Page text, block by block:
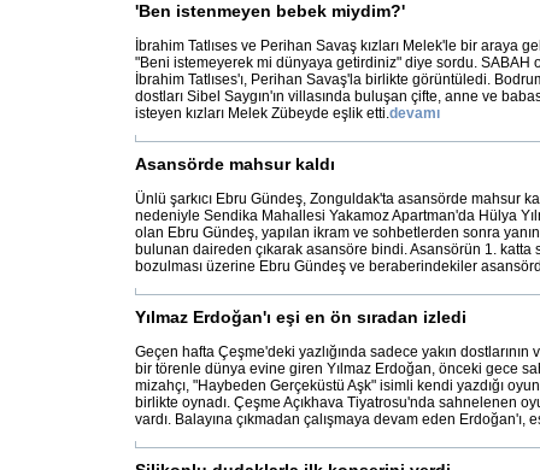
'Ben istenmeyen bebek miydim?'
İbrahim Tatlıses ve Perihan Savaş kızları Melek'le bir araya
"Beni istemeyerek mi dünyaya getirdiniz" diye sordu. SABAH
İbrahim Tatlıses'ı, Perihan Savaş'la birlikte görüntüledi.
dostları Sibel Saygın'ın villasında buluşan çifte, anne ve
isteyen kızları Melek Zübeyde eşlik etti.devamı
Asansörde mahsur kaldı
Ünlü şarkıcı Ebru Gündeş, Zonguldak'ta asansörde mahsur
nedeniyle Sendika Mahallesi Yakamoz Apartman'da Hülya
olan Ebru Gündeş, yapılan ikram ve sohbetlerden sonra
bulunan daireden çıkarak asansöre bindi. Asansörün 1. katta
bozulması üzerine Ebru Gündeş ve beraberindekiler
Yılmaz Erdoğan'ı eşi en ön sıradan izledi
Geçen hafta Çeşme'deki yazlığında sadece yakın dostlarının
bir törenle dünya evine giren Yılmaz Erdoğan, önceki gece
mizahçı, "Haybeden Gerçeküstü Aşk" isimli kendi yazdığı
birlikte oynadı. Çeşme Açıkhava Tiyatrosu'nda sahnelenen
vardı. Balayına çıkmadan çalışmaya devam eden Erdoğan'ı,